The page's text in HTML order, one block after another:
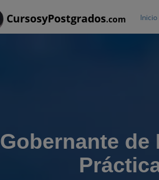
CursosyPostgrados.com Inicio
Gobernante de